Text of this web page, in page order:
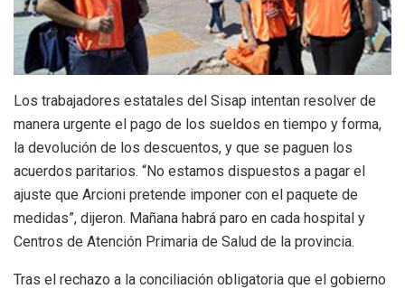
Los trabajadores estatales del Sisap intentan resolver de
manera urgente el pago de los sueldos en tiempo y forma,
la devolución de los descuentos, y que se paguen los
acuerdos paritarios. “No estamos dispuestos a pagar el
ajuste que Arcioni pretende imponer con el paquete de
medidas”, dijeron. Mañana habrá paro en cada hospital y
Centros de Atención Primaria de Salud de la provincia.
Tras el rechazo a la conciliación obligatoria que el gobierno